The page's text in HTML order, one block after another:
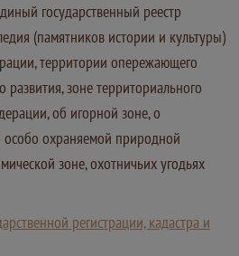
государственный реестр
(памятников истории и культуры)
территории опережающего
зоне территориального
об игорной зоне, о
особо охраняемой природной
зоне, охотничьих угодьях
регистрации, кадастра и